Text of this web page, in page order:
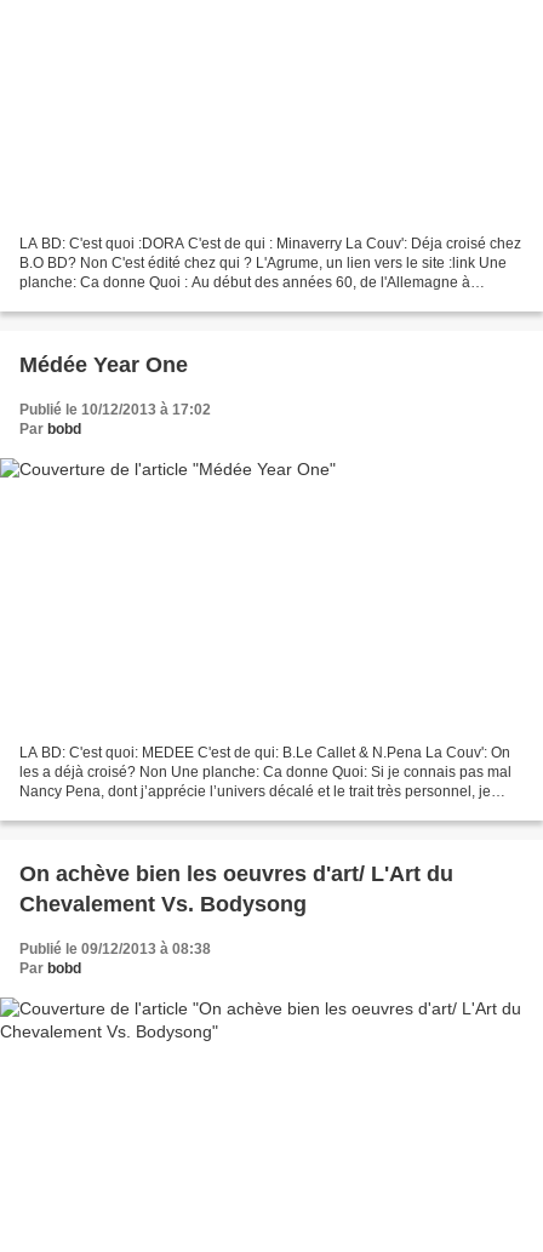
LA BD: C'est quoi :DORA C'est de qui : Minaverry La Couv': Déja croisé chez
B.O BD? Non C'est édité chez qui ? L'Agrume, un lien vers le site :link Une
planche: Ca donne Quoi : Au début des années 60, de l'Allemagne à
Médée Year One
Publié le 10/12/2013 à 17:02
Par bobd
LA BD: C'est quoi: MEDEE C'est de qui: B.Le Callet & N.Pena La Couv': On
les a déjà croisé? Non Une planche: Ca donne Quoi: Si je connais pas mal
Nancy Pena, dont j’apprécie l’univers décalé et le trait très personnel, je
On achève bien les oeuvres d'art/ L'Art du
Chevalement Vs. Bodysong
Publié le 09/12/2013 à 08:38
Par bobd